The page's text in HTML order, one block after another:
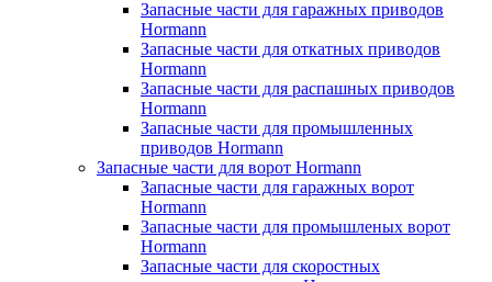
Запасные части для гаражных приводов
Hormann
Запасные части для откатных приводов
Hormann
Запасные части для распашных приводов
Hormann
Запасные части для промышленных
приводов Hormann
Запасные части для ворот Hormann
Запасные части для гаражных ворот
Hormann
Запасные части для промышленых ворот
Hormann
Запасные части для скоростных